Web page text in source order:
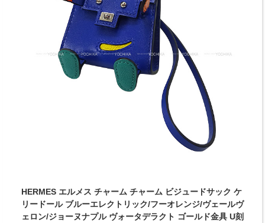
HERMES エルメス チャーム チャーム ビジュードサック ケ
リードール ブルーエレクトリック/フーオレンジ/ヴェールヴ
ェロン/ジョーヌナプル ヴォータデラクト ゴールド金具 U刻